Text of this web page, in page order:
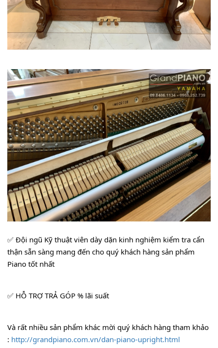
✅ Đội ngũ Kỹ thuật viên dày dặn kinh nghiệm kiểm tra cẩn
thận sẵn sàng mang đến cho quý khách hàng sản phẩm
Piano tốt nhất
✅ HỖ TRỢ TRẢ GÓP % lãi suất
Và rất nhiều sản phẩm khác mời quý khách hàng tham khảo
: http://grandpiano.com.vn/dan-piano-upright.html